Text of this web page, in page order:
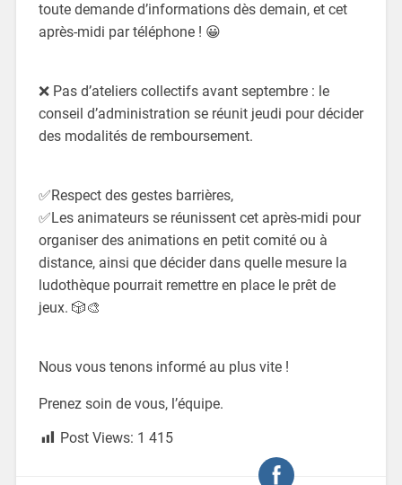
toute demande d’informations dès demain, et cet
après-midi par téléphone ! 😀
❌ Pas d’ateliers collectifs avant septembre : le
conseil d’administration se réunit jeudi pour décider
des modalités de remboursement.
✅Respect des gestes barrières,
✅Les animateurs se réunissent cet après-midi pour
organiser des animations en petit comité ou à
distance, ainsi que décider dans quelle mesure la
ludothèque pourrait remettre en place le prêt de
jeux. 🎲🎨
Nous vous tenons informé au plus vite !
Prenez soin de vous, l’équipe.
Post Views: 1 415